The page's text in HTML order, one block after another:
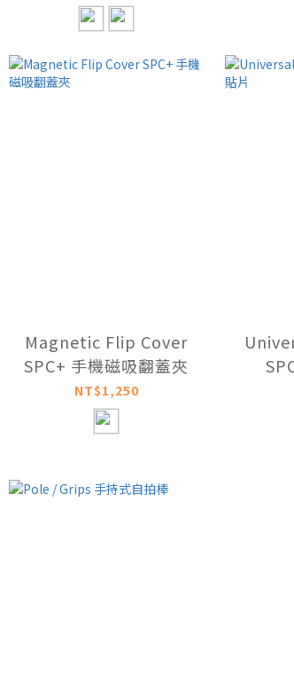
Magnetic Flip Cover
SPC+ 手機磁吸翻蓋夾
NT$1,250